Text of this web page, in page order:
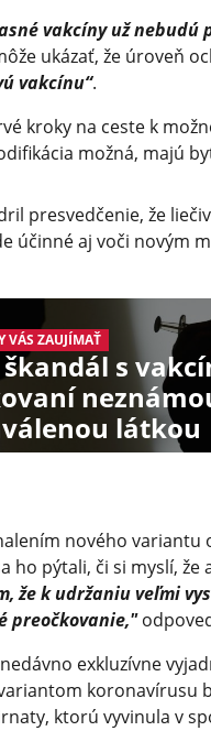
vakcíny už nebudú
ukázať, že úroveň
vakcínu“.
kroky na ceste k
možná, majú
presvedčenie, že
účinné aj voči novým
VÁS ZAUJÍMAŤ
s
látkou
nového variantu
ho pýtali, či si myslí,
že k udržaniu veľmi
preočkovanie,"
exkluzívne
koronavírusu
ktorú vyvinula v